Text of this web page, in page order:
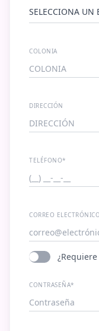
COLONIA
DIRECCIÓN
TELÉFONO*
CORREO
CONTRASEÑA*